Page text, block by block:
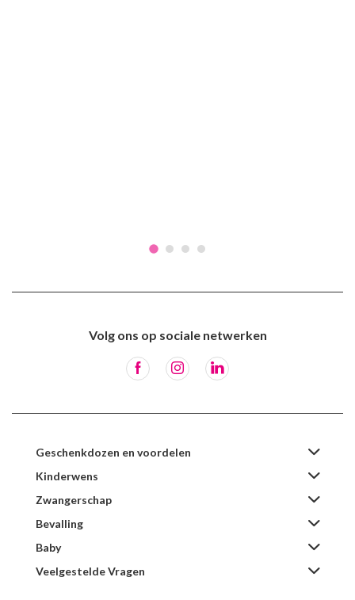
Volg ons op sociale netwerken
Geschenkdozen en voordelen
Kinderwens
Zwangerschap
Bevalling
Baby
Veelgestelde Vragen